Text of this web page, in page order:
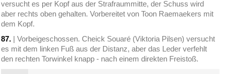
versucht es per Kopf aus der Strafraummitte, der Schuss wird
aber rechts oben gehalten. Vorbereitet von Toon Raemaekers mit
dem Kopf.
87. | Vorbeigeschossen. Cheick Souaré (Viktoria Pilsen) versucht
es mit dem linken Fuß aus der Distanz, aber das Leder verfehlt
den rechten Torwinkel knapp - nach einem direkten Freistoß.